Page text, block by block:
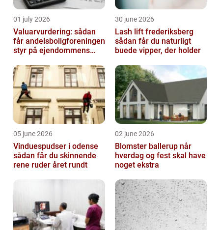
01 july 2026
Valuarvurdering: sådan
får andelsboligforeningen
styr på ejendommens
30 june 2026
Lash lift frederiksberg
sådan får du naturligt
buede vipper, der holder
05 june 2026
Vinduespudser i odense
sådan får du skinnende
rene ruder året rundt
02 june 2026
Blomster ballerup når
hverdag og fest skal have
noget ekstra